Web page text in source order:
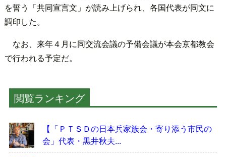
を誓う「共同宣言文」が読み上げられ、各国代表が同文に
調印した。
なお、来年４月に同交流会議の予備会議が本会京都教会
で行われる予定だ。
閲覧ランキング
【「ＰＴＳＤの日本兵家族会・寄り添う市民の
会」代表・黒井秋夫...